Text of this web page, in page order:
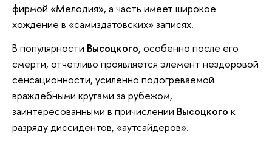
фирмой «Мелодия», а часть имеет широкое
хождение в «самиздатовских» записях.
В популярности Высоцкого, особенно после его
смерти, отчетливо проявляется элемент нездоровой
сенсационности, усиленно подогреваемой
враждебными кругами за рубежом,
заинтересованными в причислении Высоцкого к
разряду диссидентов, «аутсайдеров».